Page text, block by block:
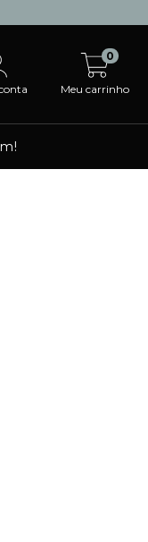
Meu carrinho
0